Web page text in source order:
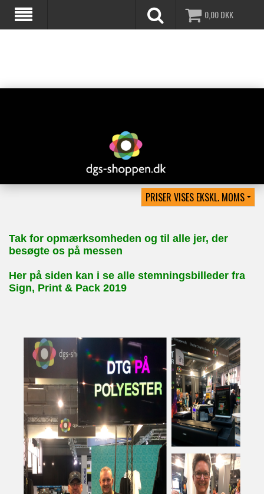
0,00DKK
Tak for opmærksomheden og til alle jer, der
besøgte os på messen
Her på siden kan i se alle stemningsbilleder fra
Sign, Print & Pack 2019